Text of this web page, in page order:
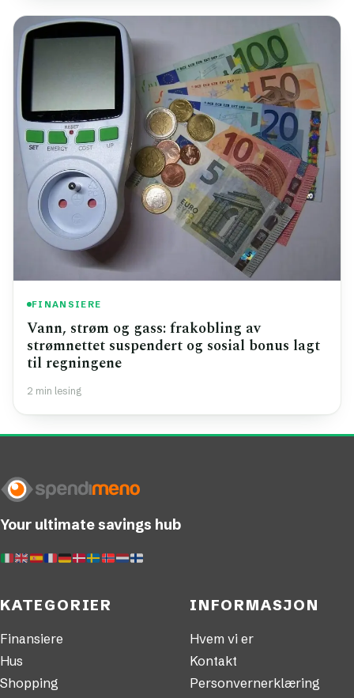
FINANSIERE
Vann, strøm og gass: frakobling av
strømnettet suspendert og sosial bonus lagt
til regningene
2 min lesing
Your ultimate savings hub
KATEGORIER
Finansiere
Hus
Shopping
INFORMASJON
Hvem vi er
Kontakt
Personvernerklæring